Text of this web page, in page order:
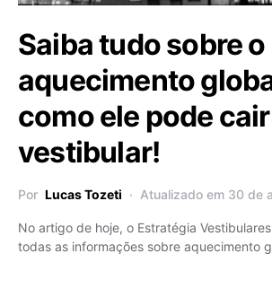
Saiba tudo sobre o
aquecimento
como ele pode
vestibular!
Por Lucas Tozeti Atualizado em 30 de
No artigo de hoje, o Estratégia
todas as informações sobre aquecimento